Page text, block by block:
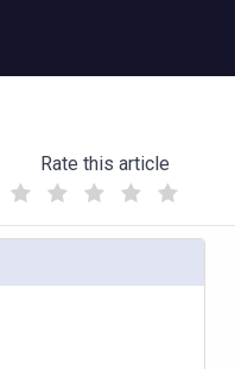
Rate this article
(
)